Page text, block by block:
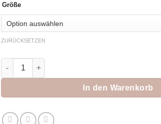
Größe
ZURÜCKSETZEN
JC Sophie Jacke "Patty" Menge
In den Warenkorb